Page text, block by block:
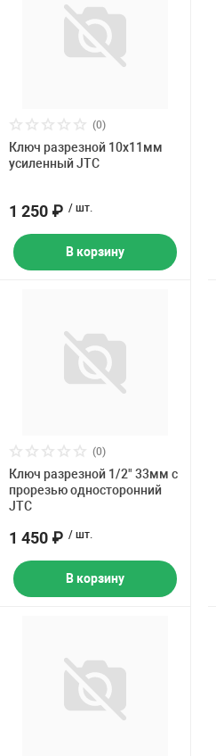
(0)
Ключ разрезной 10х11мм
усиленный JTC
1 250 ₽ / шт.
В корзину
(0)
Ключ разрезной 1/2" 33мм с
прорезью односторонний
JTC
1 450 ₽ / шт.
В корзину